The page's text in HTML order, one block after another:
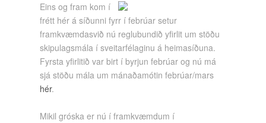
Eins og fram kom í
frétt hér á síðunni fyrr í febrúar setur
framkvæmdasvið nú reglubundið yfirlit um stöðu
skipulagsmála í sveitarfélaginu á heimasíðuna.
Fyrsta yfirlitið var birt í byrjun febrúar og nú má
sjá stöðu mála um mánaðamótin febrúar/mars
hér.
Mikil gróska er nú í framkvæmdum í